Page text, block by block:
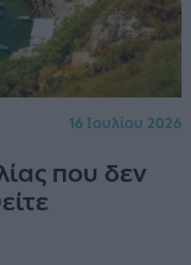
16 Ιουλίου 2026
που δεν